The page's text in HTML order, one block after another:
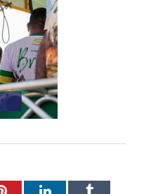
PinterestLinkedInTumblr